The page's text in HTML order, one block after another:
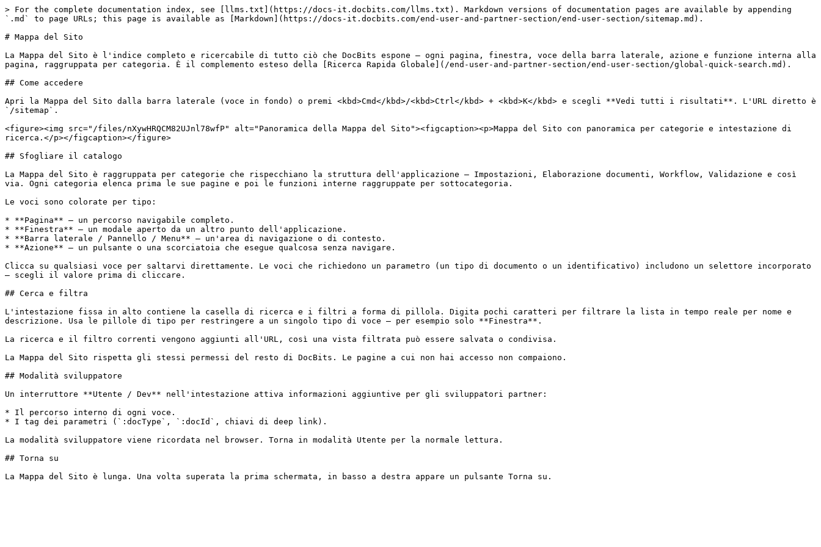
> For the complete documentation index, see [llms.txt](https://docs-it.docbits.com/llms.txt). Markdown versions of documentation pages are available by appending
`.md` to page URLs; this page is available as [Markdown](https://docs-it.docbits.com/end-user-and-partner-section/end-user-section/sitemap.md).
# Mappa del Sito
La Mappa del Sito è l'indice completo e ricercabile di tutto ciò che DocBits espone — ogni pagina, finestra, voce della barra laterale, azione e funzione interna alla
pagina, raggruppata per categoria. È il complemento esteso della [Ricerca Rapida Globale](/end-user-and-partner-section/end-user-section/global-quick-search.md).
## Come accedere
Apri la Mappa del Sito dalla barra laterale (voce in fondo) o premi <kbd>Cmd</kbd>/<kbd>Ctrl</kbd> + <kbd>K</kbd> e scegli **Vedi tutti i risultati**. L'URL diretto è
`/sitemap`.
<figure><img src="/files/nXywHRQCM82UJnl78wfP" alt="Panoramica della Mappa del Sito"><figcaption><p>Mappa del Sito con panoramica per categorie e intestazione di
ricerca.</p></figcaption></figure>
## Sfogliare il catalogo
La Mappa del Sito è raggruppata per categorie che rispecchiano la struttura dell'applicazione — Impostazioni, Elaborazione documenti, Workflow, Validazione e così
via. Ogni categoria elenca prima le sue pagine e poi le funzioni interne raggruppate per sottocategoria.
Le voci sono colorate per tipo:
* **Pagina** — un percorso navigabile completo.
* **Finestra** — un modale aperto da un altro punto dell'applicazione.
* **Barra laterale / Pannello / Menu** — un'area di navigazione o di contesto.
* **Azione** — un pulsante o una scorciatoia che esegue qualcosa senza navigare.
Clicca su qualsiasi voce per saltarvi direttamente. Le voci che richiedono un parametro (un tipo di documento o un identificativo) includono un selettore incorporato
— scegli il valore prima di cliccare.
## Cerca e filtra
L'intestazione fissa in alto contiene la casella di ricerca e i filtri a forma di pillola. Digita pochi caratteri per filtrare la lista in tempo reale per nome e
descrizione. Usa le pillole di tipo per restringere a un singolo tipo di voce — per esempio solo **Finestra**.
La ricerca e il filtro correnti vengono aggiunti all'URL, così una vista filtrata può essere salvata o condivisa.
La Mappa del Sito rispetta gli stessi permessi del resto di DocBits. Le pagine a cui non hai accesso non compaiono.
## Modalità sviluppatore
Un interruttore **Utente / Dev** nell'intestazione attiva informazioni aggiuntive per gli sviluppatori partner:
* Il percorso interno di ogni voce.
* I tag dei parametri (`:docType`, `:docId`, chiavi di deep link).
La modalità sviluppatore viene ricordata nel browser. Torna in modalità Utente per la normale lettura.
## Torna su